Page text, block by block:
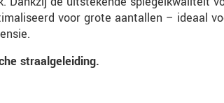
voor grote aantallen – ideaal
straalgeleiding.
Lees onzePrivacyverklaring.